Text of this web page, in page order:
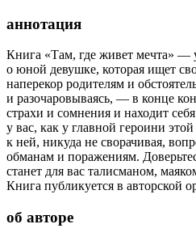
аннотация
Книга «Там, где живет мечта» —
о юной девушке, которая ищет
наперекор родителям и
и разочаровываясь, — в конце
страхи и сомнения и находит
у вас, как у главной героини
к ней, никуда не сворачивая,
обманам и поражениям.
станет для вас талисманом,
Книга публикуется в авторской
об авторе